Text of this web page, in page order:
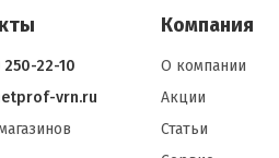
250-22-10
vrn.ru
Компания
О компании
Акции
Статьи